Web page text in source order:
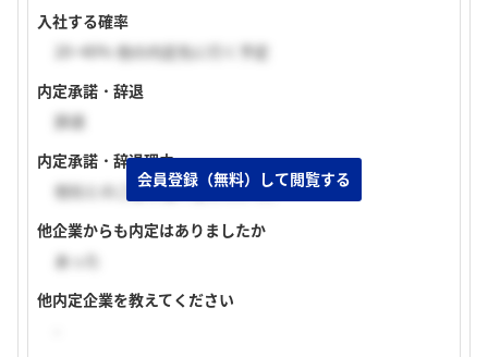
入社する確率
20~40% 他の内定先に行く予定
内定承諾・辞退
辞退
内定承諾・辞退理由
他社とのご縁を強く感じたから。
他企業からも内定はありましたか
あった
他内定企業を教えてください
会員登録（無料）して閲覧する